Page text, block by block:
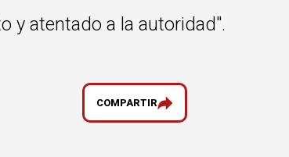
y atentado a la autoridad".
COMPARTIR